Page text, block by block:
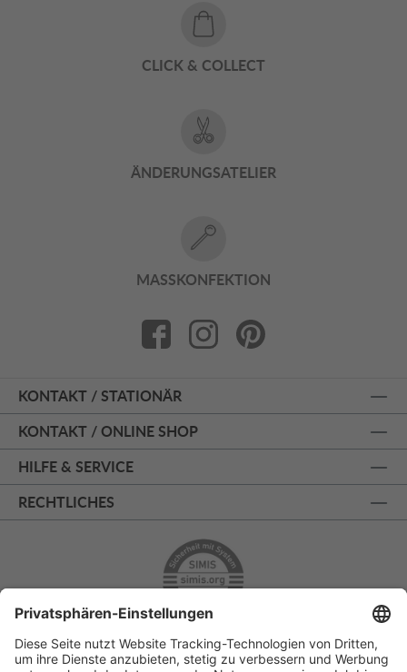
CLICK & COLLECT
ÄNDERUNGSATELIER
MASSKONFEKTION
KONTAKT / STATIONÄR
KONTAKT / ONLINE SHOP
HILFE & SERVICE
RECHTLICHES